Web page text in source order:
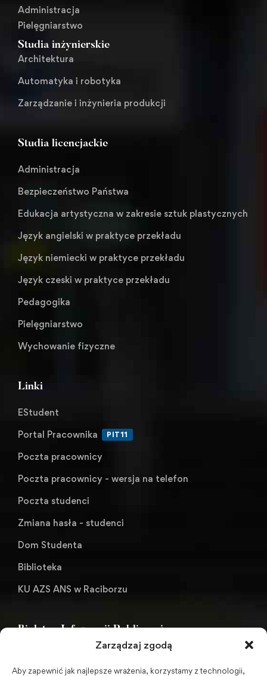
Zarządzaj zgodą
Aby zapewnić jak najlepsze wrażenia, korzystamy z technologii,
Administracja
Pielęgniarstwo
Studia inżynierskie
Architektura
Automatyka i robotyka
Zarządzanie i inżynieria produkcji
Studia licencjackie
Administracja
Bezpieczeństwo Państwa
Edukacja artystyczna w zakresie sztuk plastycznych
Język angielski w praktyce przekładu
Język niemiecki w praktyce przekładu
Język czeski w praktyce przekładu
Pedagogika
Pielęgniarstwo
Wychowanie fizyczne
Linki
EStudent
Portal Pracownika
PIT11
Poczta pracownicy
Poczta pracownicy - wersja na telefon
Poczta studenci
Zmiana hasła - studenci
Dom Studenta
Biblioteka
KU AZS ANS w Raciborzu
Biuletyn Informacji Publicznej